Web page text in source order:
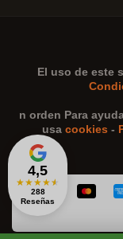
4,5
★★★★★
288
Reseñas
El uso de este
n orden Para
usa cookies -